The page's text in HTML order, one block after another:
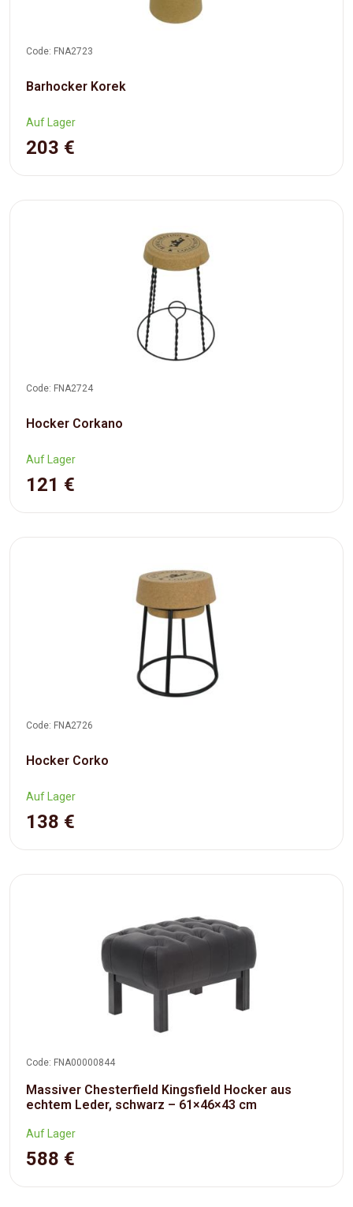
Code: FNA2723
Barhocker Korek
Auf Lager
203 €
Code: FNA2724
Hocker Corkano
Auf Lager
121 €
Code: FNA2726
Hocker Corko
Auf Lager
138 €
Code: FNA00000844
Massiver Chesterfield Kingsfield Hocker aus
echtem Leder, schwarz – 61×46×43 cm
Auf Lager
588 €